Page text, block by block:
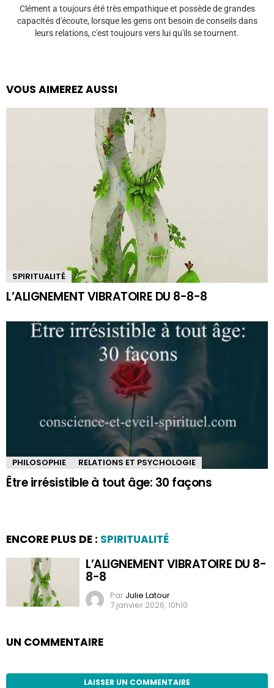
Clément a toujours été très empathique et possède de grandes
capacités d'écoute, lorsque les gens ont besoin de conseils dans
leurs relations, c'est toujours vers lui qu'ils se tournent.
VOUS AIMEREZ AUSSI
SPIRITUALITÉ
L’ALIGNEMENT VIBRATOIRE DU 8-8-8
PHILOSOPHIE RELATIONS ET PSYCHOLOGIE
Être irrésistible à tout âge: 30 façons
ENCORE PLUS DE : SPIRITUALITÉ
L’ALIGNEMENT VIBRATOIRE DU 8-
8-8
Par Julie Latour
7 janvier 2026, 10h10
UN COMMENTAIRE
LAISSER UN COMMENTAIRE